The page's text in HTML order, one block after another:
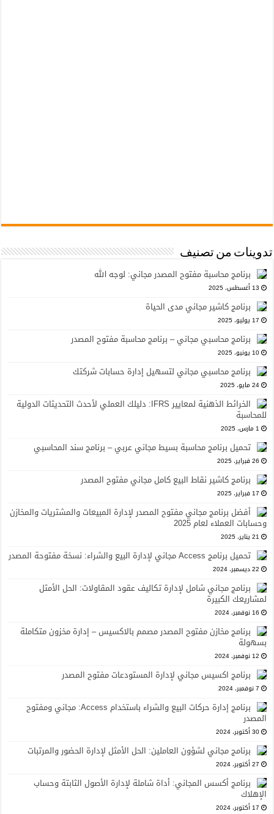
تدوينات من تصنيف
برنامج محاسبة مفتوح المصدر مجاني: لوجه الله
13 أغسطس، 2025
برنامج كاشير مجاني مدى الحياة
17 يوليو، 2025
برنامج محاسبي مجاني – برنامج محاسبة مفتوح المصدر
10 يونيو، 2025
برنامج محاسبي مجاني لتسهيل إدارة حسابات شركتك
24 مايو، 2025
الخرائط الذهنية لمعايير IFRS: دليلك العملي لأحدث التحديثات الدولية
للمحاسبة
1 مارس، 2025
تحميل برنامج محاسبة بسيط مجاني عربي – برنامج سند المحاسبي
26 فبراير، 2025
برنامج كاشير نقاط البيع كامل مجاني مفتوح المصدر
17 فبراير، 2025
أفضل برنامج مجاني مفتوح المصدر لإدارة المبيعات والمشتريات والمخازن
وحسابات العملاء لعام 2025
21 يناير، 2025
تحميل برنامج Access مجاني لإدارة البيع والشراء: نسخة مفتوحة المصدر
22 ديسمبر، 2024
برنامج مجاني شامل لإدارة تكاليف عقود المقاولات: الحل الأمثل
لمشاريعك الكبيرة
16 نوفمبر، 2024
برنامج مخازن مفتوح المصدر مصمم بالاكسيس – إدارة مخزون متكاملة
بسهولة
12 نوفمبر، 2024
برنامج اكسيس مجاني لإدارة المستودعات مفتوح المصدر
7 نوفمبر، 2024
برنامج إدارة حركات البيع والشراء باستخدام Access: مجاني ومفتوح
المصدر
30 أكتوبر، 2024
برنامج مجاني لشؤون العاملين: الحل الأمثل لإدارة الحضور والمرتبات
27 أكتوبر، 2024
برنامج أكسس المجاني: أداة شاملة لإدارة الأصول الثابتة وحساب
الإهلاك
17 أكتوبر، 2024